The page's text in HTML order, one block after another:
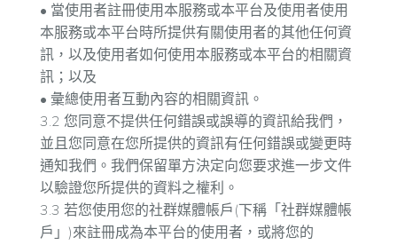
• 當使用者註冊使用本服務或本平台及使用者使用
本服務或本平台時所提供有關使用者的其他任何資
訊，以及使用者如何使用本服務或本平台的相關資
訊；以及
• 彙總使用者互動內容的相關資訊。
3.2 您同意不提供任何錯誤或誤導的資訊給我們，
並且您同意在您所提供的資訊有任何錯誤或變更時
通知我們。我們保留單方決定向您要求進一步文件
以驗證您所提供的資料之權利。
3.3 若您使用您的社群媒體帳戶(下稱「社群媒體帳
戶」)來註冊成為本平台的使用者，或將您的